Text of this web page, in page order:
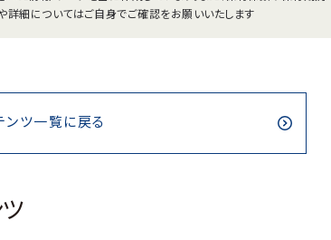
詳細についてはご自身でご確認をお願いいたします
ンツ一覧に戻る